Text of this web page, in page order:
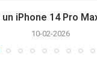
iPhone 14 Pro
10-02-2026